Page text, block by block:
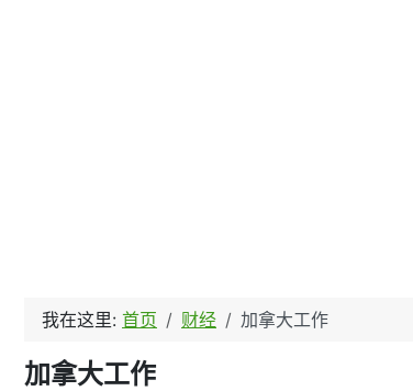
我在这里: 首页 财经 加拿大工作
加拿大工作